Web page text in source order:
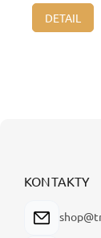
DETAIL
KONTAKTY